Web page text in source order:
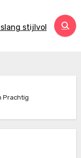
stijlvol
Prachtig